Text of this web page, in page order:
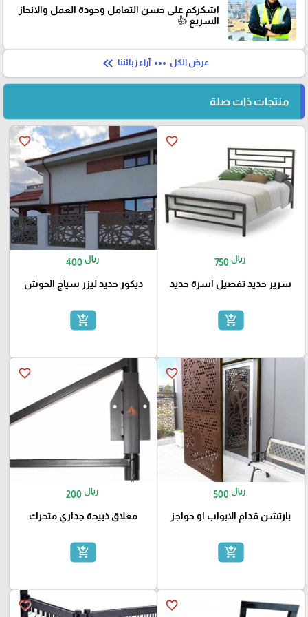
اشكركم على حسن التعامل وجودة العمل والانجاز
السريع 👍
عرض الكل more_horiz آراء زبائننا keyboard_double_arrow_left
منتجات ذات صلة
favorite_border
750 ريال
سرير حديد تفصيل اسرة حديد
add_shopping_cart
favorite_border
400 ريال
ديكور حديد ليزر سياج الحوش
add_shopping_cart
favorite_border
500 ريال
بارتشن قدام الابواب او حواجز
add_shopping_cart
favorite_border
200 ريال
معلاق ذبيحة جداري متحرك
add_shopping_cart
favorite_border
favorite_border